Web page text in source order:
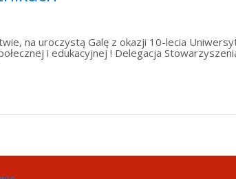
na uroczystą Galę z okazji 10-lecia
i edukacyjnej ! Delegacja